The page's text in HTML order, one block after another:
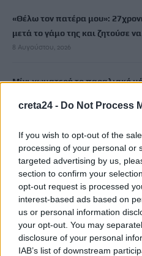
creta24 - Do Not Process
If you wish to opt-out of the
processing of your personal or
targeted advertising by us,
section to confirm your
opt-out request is processed
interest-based ads based on
us or personal information
your opt-out. You may
disclosure of your personal
IAB’s list of downstream
«Θέλω τον πατέρα μου»:
μετά το γάμο της και ζητούσε
8 Αυγούστου, 2026
Μίνι χωματερή το παραλιακό
8 Αυγούστου, 2026
Λίλα Μπακλέση: Έγινε μητέρα
8 Αυγούστου, 2026
Φραγκίσκος Παρασύρης:
την Κρήτη – Απορρίπτουν το
ελικόπτερο Erickson»
8 Αυγούστου, 2026